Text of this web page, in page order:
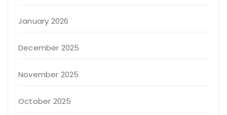
January 2026
December 2025
November 2025
October 2025